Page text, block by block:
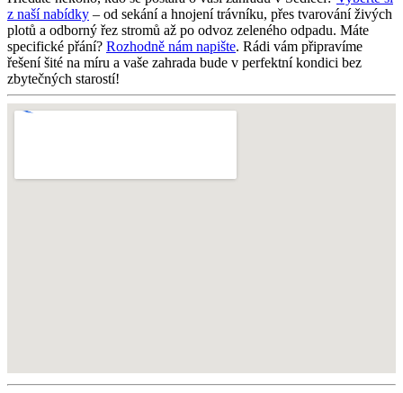
z naší nabídky – od sekání a hnojení trávníku, přes tvarování živých
plotů a odborný řez stromů až po odvoz zeleného odpadu. Máte
specifické přání? Rozhodně nám napište. Rádi vám připravíme
řešení šité na míru a vaše zahrada bude v perfektní kondici bez
zbytečných starostí!